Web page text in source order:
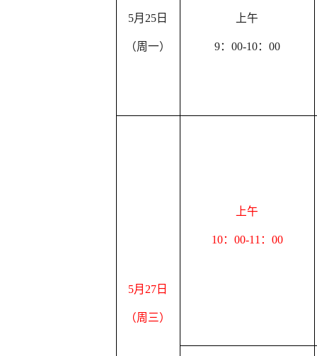
5月25日
（周一）
上午
9：00-10：00
5月27日
（周三）
上午
10：00-11：00